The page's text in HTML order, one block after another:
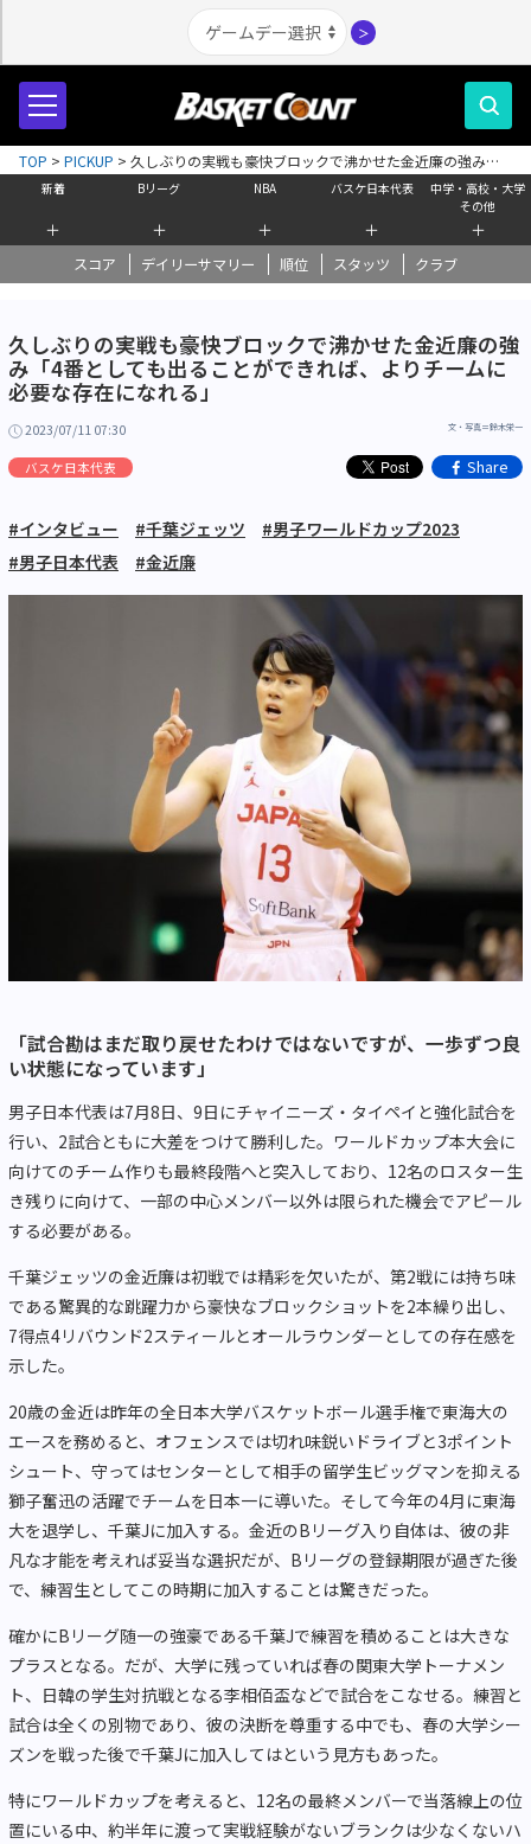
＞
新着
＋
Bリーグ
＋
NBA
＋
バスケ日本代表
＋
中学・高校・大学
その他
＋
スコア デイリーサマリー 順位 スタッツ クラブ
TOP > PICKUP > 久しぶりの実戦も豪快ブロックで沸かせた金近廉の強み「4
番としても出ることができれば、よりチームに必要な存在になれる」
久しぶりの実戦も豪快ブロックで沸かせた金近廉の強
み「4番としても出ることができれば、よりチームに
必要な存在になれる」
2023/07/11 07:30 文・写真＝鈴木栄一
バスケ日本代表 Share
#インタビュー #千葉ジェッツ
#男子ワールドカップ2023
#男子日本代表
#金近廉
「試合勘はまだ取り戻せたわけではないですが、一歩ずつ良
い状態になっています」
男子日本代表は7月8日、9日にチャイニーズ・タイペイと強化試合を
行い、2試合ともに大差をつけて勝利した。ワールドカップ本大会に
向けてのチーム作りも最終段階へと突入しており、12名のロスター生
き残りに向けて、一部の中心メンバー以外は限られた機会でアピール
する必要がある。
千葉ジェッツの金近廉は初戦では精彩を欠いたが、第2戦には持ち味
である驚異的な跳躍力から豪快なブロックショットを2本繰り出し、
7得点4リバウンド2️スティールとオールラウンダーとしての存在感を
示した。
20歳の金近は昨年の全日本大学バスケットボール選手権で東海大の
エースを務めると、オフェンスでは切れ味鋭いドライブと3ポイント
シュート、守ってはセンターとして相手の留学生ビッグマンを抑える
獅子奮迅の活躍でチームを日本一に導いた。そして今年の4月に東海
大を退学し、千葉Jに加入する。金近のBリーグ入り自体は、彼の非
凡な才能を考えれば妥当な選択だが、Bリーグの登録期限が過ぎた後
で、練習生としてこの時期に加入することは驚きだった。
確かにBリーグ随一の強豪である千葉Jで練習を積めることは大きな
プラスとなる。だが、大学に残っていれば春の関東大学トーナメン
ト、日韓の学生対抗戦となる李相佰盃などで試合をこなせる。練習と
試合は全くの別物であり、彼の決断を尊重する中でも、春の大学シー
ズンを戦った後で千葉Jに加入してはという見方もあった。
特にワールドカップを考えると、12名の最終メンバーで当落線上の位
置にいる中、約半年に渡って実戦経験がないブランクは少なくないハ